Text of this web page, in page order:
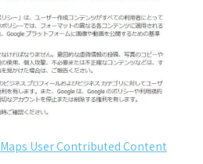
Maps User Contributed Content